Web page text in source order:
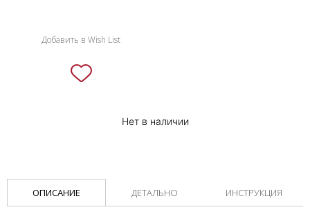
Нет в наличии
Добавить в Wish List
ОПИСАНИЕ ДЕТАЛЬНО ИНСТРУКЦИЯ